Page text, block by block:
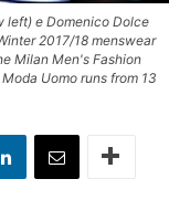
left) e Domenico Dolce
2017/18 menswear
Milan Men's Fashion
Uomo runs from 13